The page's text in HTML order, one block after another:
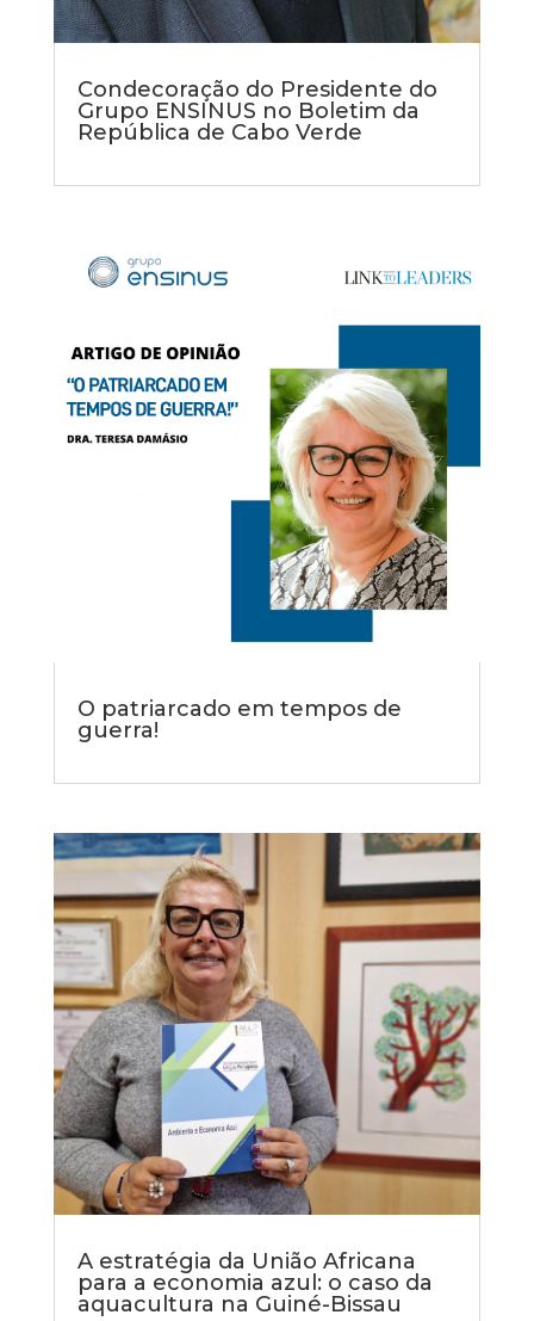
Condecoração do Presidente do
Grupo ENSINUS no Boletim da
República de Cabo Verde
O patriarcado em tempos de
guerra!
A estratégia da União Africana
para a economia azul: o caso da
aquacultura na Guiné-Bissau